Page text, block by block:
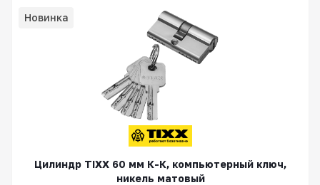
Новинка
Цилиндр TIXX 60 мм К-К, компьютерный ключ,
никель матовый